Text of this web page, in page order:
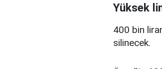
Yüksek
400 bin
silinecek.